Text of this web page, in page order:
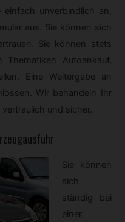
unverbindlich an,
aus. Sie können sich
Sie können stets
Autoankauf,
Eine Weitergabe an
Wir behandeln Ihr
und sicher.
Sie können
sich
ständig bei
einer